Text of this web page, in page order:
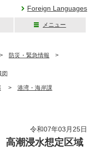
Foreign Languages
メニュー
防災・緊急情報 >
> 港湾・海岸課
令和07年03月25日
高潮浸水想定区域